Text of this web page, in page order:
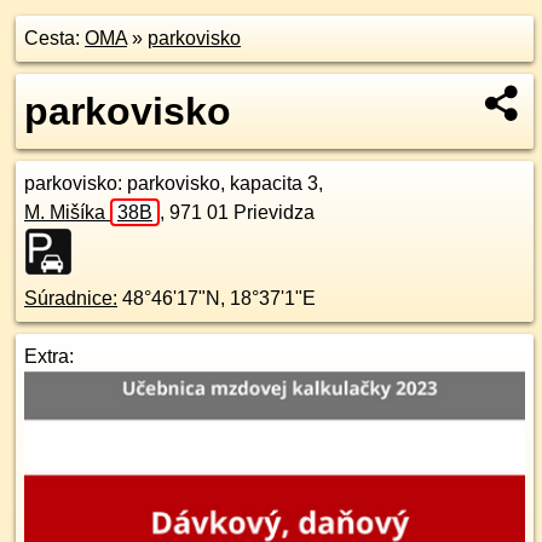
Cesta: OMA» parkovisko
parkovisko
parkovisko: parkovisko, kapacita 3,
M. Mišíka
38B , 971 01 Prievidza
Súradnice: 48°46'17"N , 18°37'1"E
Extra: